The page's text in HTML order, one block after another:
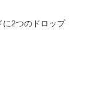
に2つのドロップ